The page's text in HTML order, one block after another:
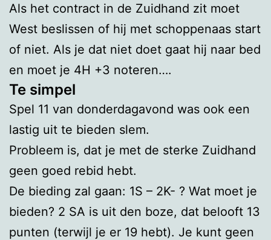
Als het contract in de Zuidhand zit moet
West beslissen of hij met schoppenaas start
of niet. Als je dat niet doet gaat hij naar bed
en moet je 4H +3 noteren….
Te simpel
Spel 11 van donderdagavond was ook een
lastig uit te bieden slem.
Probleem is, dat je met de sterke Zuidhand
geen goed rebid hebt.
De bieding zal gaan: 1S – 2K- ? Wat moet je
bieden? 2 SA is uit den boze, dat belooft 13
punten (terwijl je er 19 hebt). Je kunt geen